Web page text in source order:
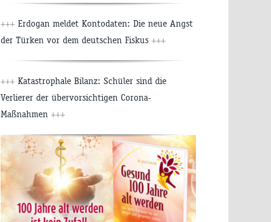
+++ Erdogan meldet Kontodaten: Die neue Angst
der Türken vor dem deutschen Fiskus +++
+++ Katastrophale Bilanz: Schüler sind die
Verlierer der übervorsichtigen Corona-
Maßnahmen +++